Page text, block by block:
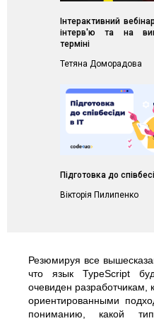
Інтерактивний
інтерв'ю та на
терміні
Тетяна Доморадова
Підготовка до
Вікторія Пилипенко
Резюмируя все
что язык TypeScript
очевиден разработчикам,
ориентированными
пониманию, какой